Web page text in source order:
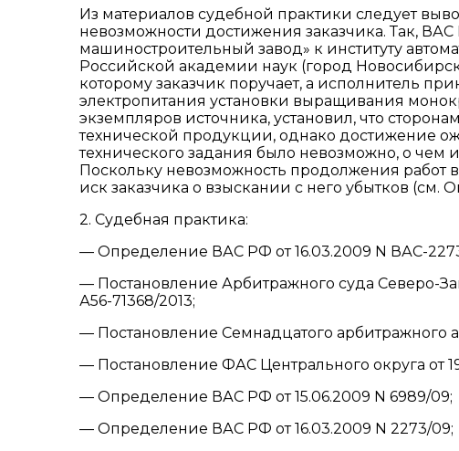
Из материалов судебной практики следует
невозможности достижения заказчика. Так,
машиностроительный завод» к институту
Российской академии наук (город
которому заказчик поручает, а исполнитель
электропитания установки выращивания
экземпляров источника, установил, что
технической продукции, однако достижение
технического задания было невозможно, о чем
Поскольку невозможность продолжения работ
иск заказчика о взыскании с него убытков
2. Судебная практика:
— Определение ВАС РФ от 16.03.2009 N ВАС-
— Постановление Арбитражного суда Северо-
А56-71368/2013;
— Постановление Семнадцатого арбитражного
— Постановление ФАС Центрального округа от
— Определение ВАС РФ от 15.06.2009 N 6989/09;
— Определение ВАС РФ от 16.03.2009 N 2273/09;